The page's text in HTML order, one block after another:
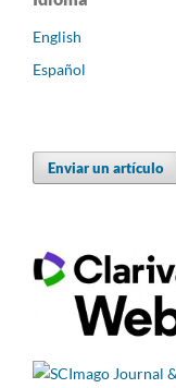
English
Español
Enviar un artículo